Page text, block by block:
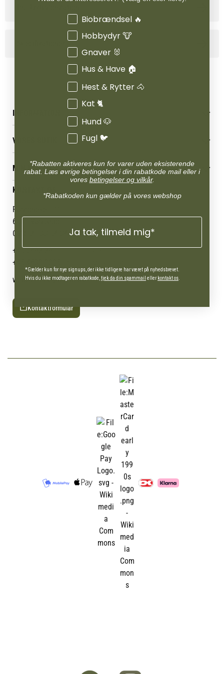
Betingelser & vilkår
Reklamations- & fortrydelsesret
Levering & afhentning
Følg din bestilling
Persondatapolitik
Cookies
VORES BUTIK
Vores butikker
Job
Mærker
Om os
Om Vestjyllands Andel
Blog
Ofte stillede spørgsmål
MIN KONTO
Administrer min konto
KONTAKT OS
Pantonevej 10
6580 Vamdrup
CVR: 21 38 54 84
+45 7692 2900
+45 4630 0885
webshop@agroland.dk
Kontaktformular
Interesser
Biobrændsel 🔥
Hobbydyr 🐮
Gnaver 🐰
Hus & Have 🏠
Hest & Rytter 🐴
Kat 🐈
Hund 🐶
Fugl 🐦
*Rabatten aktiveres kun for varer uden eksisterende
rabat. Læs øvrige betingelser i din rabatkode mail eller i
vores betingelser og vilkår.
*Rabatkoden kun gælder på vores webshop
Ja tak, tilmeld mig*
*Gælder kun for nye signups, der ikke tidligere har været på nyhedsbrevet.
Hvis du ikke modtager en rabatkode, tjek da din spammail ellerkontakt os